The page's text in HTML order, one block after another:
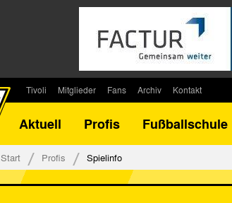
Tivoli
Stadionsprecher
Mitglieder
Kontakt
Fans
Fanbeirat
Fan-Klubs
Archiv
Kontakt
Aktuell
Profis Fußballschule
Start Profis Spielinfo